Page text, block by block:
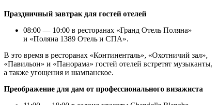
Праздничный завтрак для гостей отелей
08:00 — 10:00 в ресторанах «Гранд Отель Поляна»
и «Поляна 1389 Отель и СПА».
В это время в ресторанах «Континенталь», «Охотничий зал»,
«Павильон» и «Панорама» гостей отелей встретят музыканты,
а также угощения и шампанское.
Преображение для дам от профессионального визажиста